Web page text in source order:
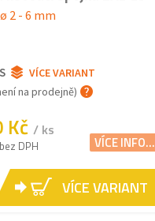
2 - 6 mm
VÍCE VARIANT
na prodejně)
Kč / ks
DPH VÍCE INFO...
VÍCE VARIANT